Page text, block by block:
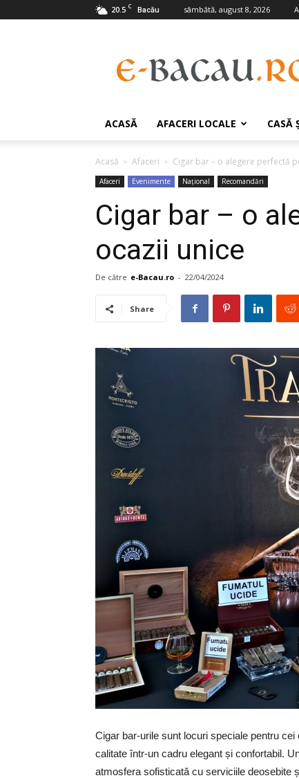
20.5 C Bacău sâmbătă, august 8, 2026
Bacau.ro
ACASĂ AFACERI LOCALE CASĂ
Acasă Afaceri Cigar bar – o alegere perfectă
Afaceri Evenimente Național Recomandări
Cigar bar – o
ocazii unice
De către e-Bacau.ro - 22/04/2024
Share
Cigar bar-urile sunt locuri speciale pentru
calitate într-un cadru elegant și confortabil.
atmosfera sofisticată cu serviciile deosebite